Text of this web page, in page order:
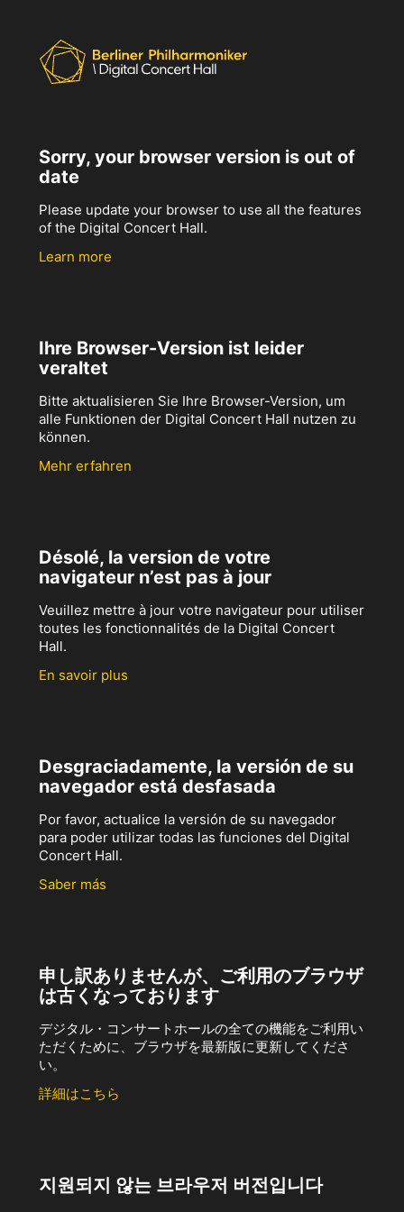
Sorry, your browser version is out of
date
Please update your browser to use all the features
of the Digital Concert Hall.
Learn more
Ihre Browser-Version ist leider
veraltet
Bitte aktualisieren Sie Ihre Browser-Version, um
alle Funktionen der Digital Concert Hall nutzen zu
können.
Mehr erfahren
Désolé, la version de votre
navigateur n’est pas à jour
Veuillez mettre à jour votre navigateur pour utiliser
toutes les fonctionnalités de la Digital Concert
Hall.
En savoir plus
Desgraciadamente, la versión de su
navegador está desfasada
Por favor, actualice la versión de su navegador
para poder utilizar todas las funciones del Digital
Concert Hall.
Saber más
申し訳ありませんが、ご利用のブラウザ
は古くなっております
デジタル・コンサートホールの全ての機能をご利用い
ただくために、ブラウザを最新版に更新してくださ
い。
詳細はこちら
지원되지 않는 브라우저 버전입니다